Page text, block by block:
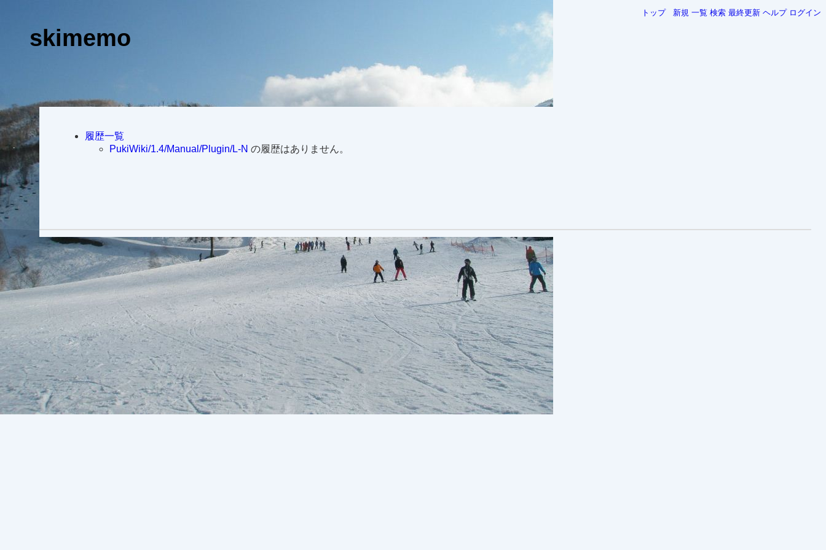
トップ 新規 一覧 検索 最終更新 ヘルプ ログイン
skimemo
履歴一覧
PukiWiki/1.4/Manual/Plugin/L-N の履歴はありません。